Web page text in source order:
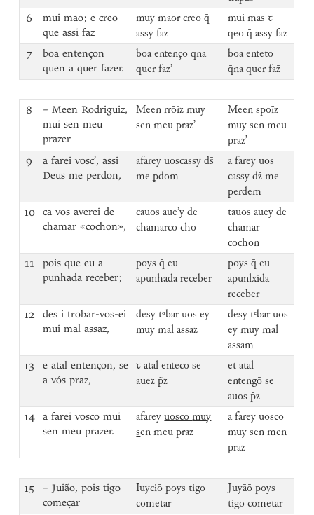
6
mui mao; e creo
que assi faz
muy maor creo q̄
assy faz
mui mas ꞇ
qeo q̄ assy faz
7
boa entençon
quen a quer fazer.
boa entençō q̄na
quer faz’
boa entētō
q̄na quer faz̄
8
– Meen Rodriguiz,
mui sen meu
prazer
Meen rrōiz muy
sen meu praz’
Meen spoīz
muy sen meu
praz’
9
a farei vosc’, assi
Deus me perdon,
afarey uoscassy ds̄
me ꝑdom
a farey uos
cassy dz̄ me
perdem
10
ca vos averei de
chamar «cochon»,
cauos aue’y de
chamarco chō
tauos auey de
chamar
cochon
11
pois que eu a
punhada receber;
poys q̄ eu
apunhada receber
poys q̄ eu
apunlxida
receber
12
des i trobar-vos-ei
mui mal assaz,
desy tᵒbar uos ey
muy mal assaz
desy tᵉbar uos
ey muy mal
assam
13
e atal entençon, se
a vós praz,
ꞇ̄ atal entēcō se
auez p̃z
et atal
entengō se
auos p̄z
14
a farei vosco mui
sen meu prazer.
afareyuoscomuy
sen meu praz
a farey uosco
muy sen men
praz̄
15
– Juião, pois tigo
começar
Iuyciō poys tigo
cometar
Juyāō poys
tigo cometar